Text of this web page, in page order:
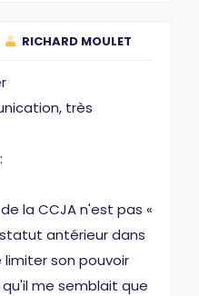
RICHARD MOULET
très
la CCJA n'est pas «
antérieur dans
son pouvoir
me semblait que